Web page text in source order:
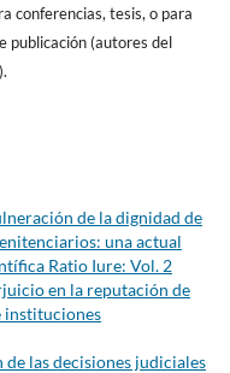
conferencias, tesis, o para
publicación (autores del
de la dignidad de
una actual
Ratio Iure: Vol. 2
en la reputación de
instituciones
las decisiones judiciales